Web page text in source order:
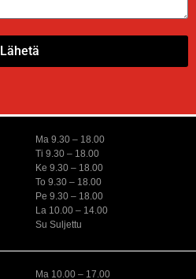
Lähetä
Ma 9.30 – 18.00
Ti 9.30 – 18.00
Ke 9.30 – 18.00
To 9.30 – 18.00
Pe 9.30 – 18.00
La 10.00 – 14.00
Su Suljettu
Ma 10.00 – 17.00